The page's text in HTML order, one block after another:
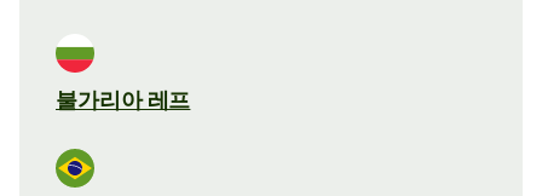
불가리아 레프